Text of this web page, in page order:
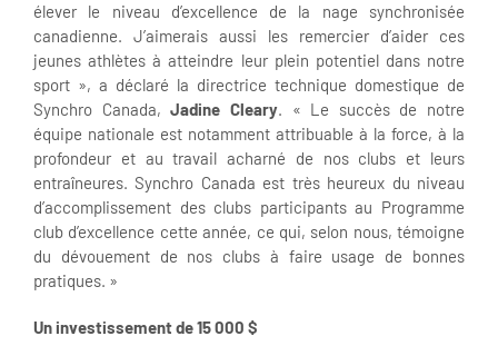
élever le niveau d’excellence de la nage synchronisée
canadienne. J’aimerais aussi les remercier d’aider ces
jeunes athlètes à atteindre leur plein potentiel dans notre
sport », a déclaré la directrice technique domestique de
Synchro Canada,Jadine Cleary. « Le succès de notre
équipe nationale est notamment attribuable à la force, à la
profondeur et au travail acharné de nos clubs et leurs
entraîneures. Synchro Canada est très heureux du niveau
d’accomplissement des clubs participants au Programme
club d’excellence cette année, ce qui, selon nous, témoigne
du dévouement de nos clubs à faire usage de bonnes
pratiques. »
Un investissement de 15 000 $